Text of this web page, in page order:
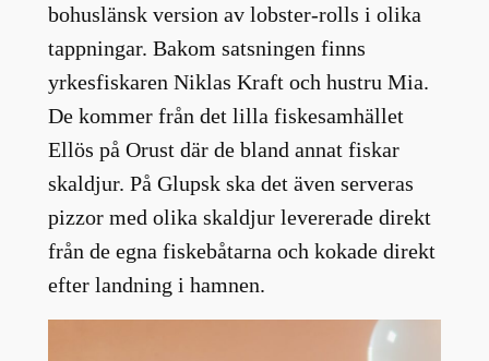
bohuslänsk version av lobster-rolls i olika
tappningar. Bakom satsningen finns
yrkesfiskaren Niklas Kraft och hustru Mia.
De kommer från det lilla fiskesamhället
Ellös på Orust där de bland annat fiskar
skaldjur. På Glupsk ska det även serveras
pizzor med olika skaldjur levererade direkt
från de egna fiskebåtarna och kokade direkt
efter landning i hamnen.